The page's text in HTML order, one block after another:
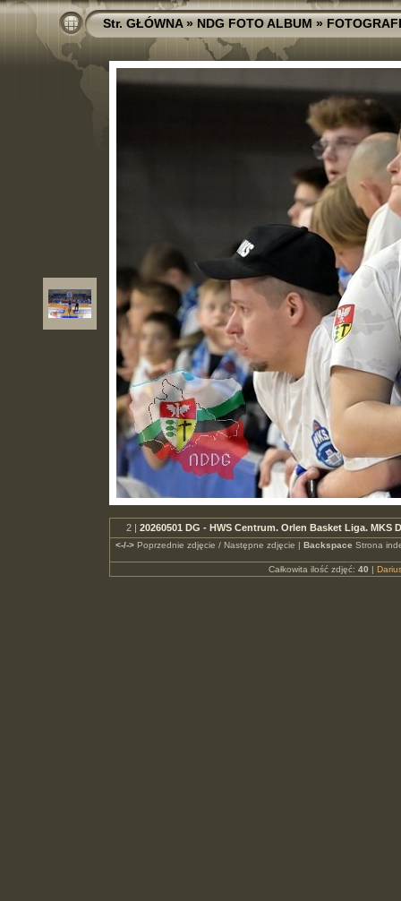
Str. GŁÓWNA»NDG FOTO ALBUM»
2 | 20260501 DG - HWS Centrum. Orlen Basket Liga.
<-/->Poprzednie zdjęcie / Następne zdjęcie | Backspace Strona
Całkowita ilość zdjęć: 40 |